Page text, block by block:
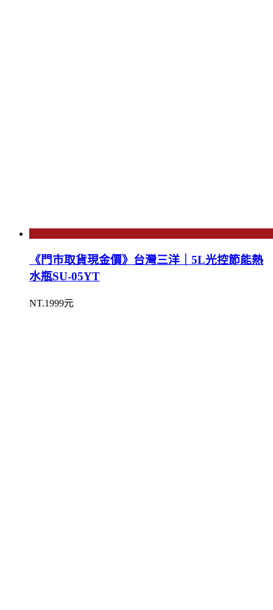
《門市取貨現金價》台灣三洋｜5L光控節能熱
水瓶SU-05YT
NT.1999元